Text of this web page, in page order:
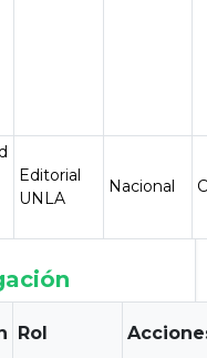
Editorial
UNLA
Nacional
Rol